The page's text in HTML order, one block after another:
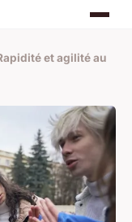
et agilité au